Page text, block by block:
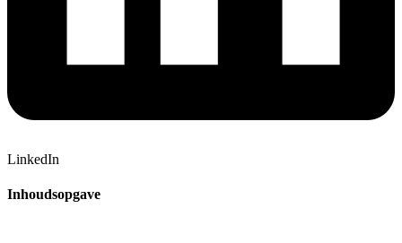
LinkedIn
Inhoudsopgave